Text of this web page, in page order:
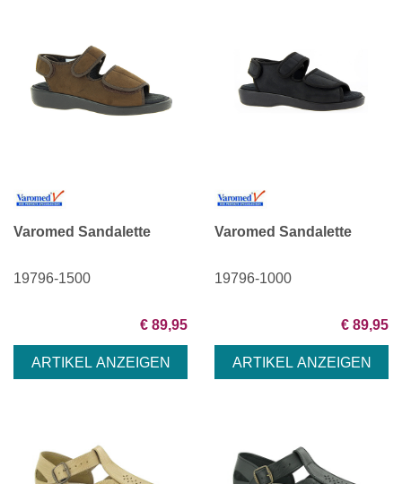
Varomed Sandalette
19796-1500
€ 89,95
Varomed Sandalette
19796-1000
€ 89,95